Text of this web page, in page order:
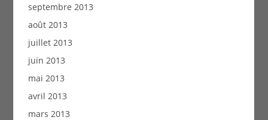
septembre 2013
août 2013
juillet 2013
juin 2013
mai 2013
avril 2013
mars 2013